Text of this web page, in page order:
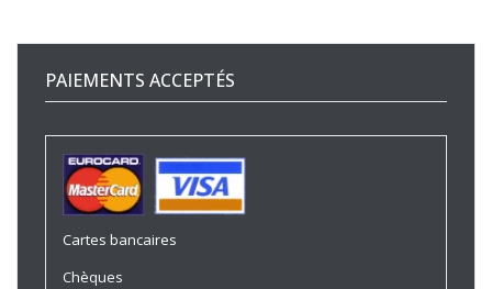
PAIEMENTS ACCEPTÉS
Cartes bancaires
Chèques